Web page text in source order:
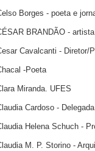
Borges - poeta e
BRANDÃO -
Cavalcanti - Diretor/
-Poeta
Miranda. UFES
Cardoso -
Helena Schuch -
M. P. Storino -